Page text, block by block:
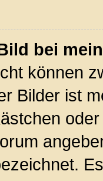
bei
können
Bilder ist